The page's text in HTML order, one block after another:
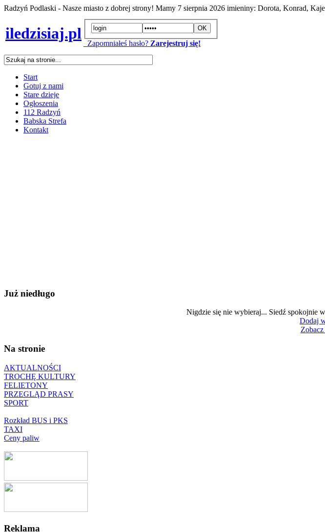
Radzyń Podlaski - Nasze miasto z dobrej strony! Mamy 7 sierpnia 2026 imieniny: Dorota, Konrad,
iledzisiaj.pl
Zapomniałeś hasło? Zarejestruj się!
Start
Gotuj z nami
Stare dzieje
Ogłoszenia
112 Radzyń
Babska Strefa
Kontakt
Już niedługo
Nigdzie się nie wybieraj... Siedź spokojnie
Dodaj
Na stronie
AKTUALNOŚCI
TROCHĘ KULTURY
FELIETONY
PRZEGLĄD PRASY
SPORT
Rozkład BUS i PKS
TAXI
Ceny paliw
Reklama